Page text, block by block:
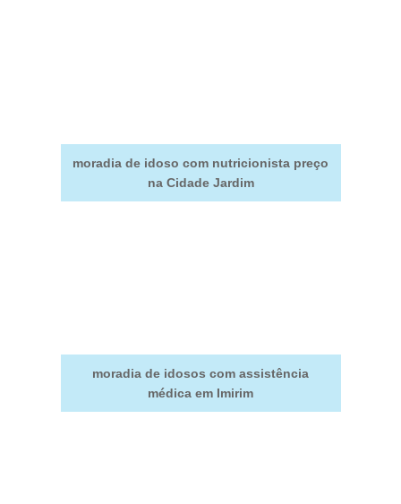
moradia de idoso com nutricionista preço
na Cidade Jardim
moradia de idosos com assistência
médica em Imirim